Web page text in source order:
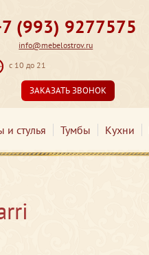
(993) 9277575
info@mebelostrov.ru
с 10 до 21
ЗАКАЗАТЬ ЗВОНОК
и стулья Тумбы Кухни